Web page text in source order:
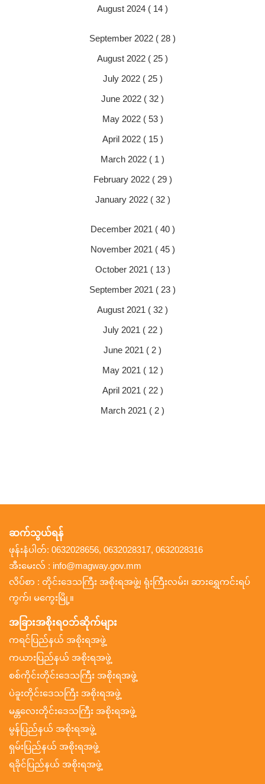
August 2024 ( 14 )
September 2022 ( 28 )
August 2022 ( 25 )
July 2022 ( 25 )
June 2022 ( 32 )
May 2022 ( 53 )
April 2022 ( 15 )
March 2022 ( 1 )
February 2022 ( 29 )
January 2022 ( 32 )
December 2021 ( 40 )
November 2021 ( 45 )
October 2021 ( 13 )
September 2021 ( 23 )
August 2021 ( 32 )
July 2021 ( 22 )
June 2021 ( 2 )
May 2021 ( 12 )
April 2021 ( 22 )
March 2021 ( 2 )
ဆက်သွယ်ရန်
ဖုန်းနံပါတ်: 0632028656, 0632028317, 0632028316
အီးမေးလ် : info@magway.gov.mm
လိပ်စာ : တိုင်းဒေသကြီး အစိုးရအဖွဲ့၊ ရုံးကြီးလမ်း၊ ဆားရွှေကင်းရပ်
ကွက်၊ မကွေးမြို့။
အခြားအစိုးရဝဘ်ဆိုက်များ
ကရင်ပြည်နယ် အစိုးရအဖွဲ့
ကယားပြည်နယ် အစိုးရအဖွဲ့
စစ်ကိုင်းတိုင်းဒေသကြီး အစိုးရအဖွဲ့
ပဲခူးတိုင်းဒေသကြီး အစိုးရအဖွဲ့
မန္တလေးတိုင်းဒေသကြီး အစိုးရအဖွဲ့
မွန်ပြည်နယ် အစိုးရအဖွဲ့
ရှမ်းပြည်နယ် အစိုးရအဖွဲ့
ရခိုင်ပြည်နယ် အစိုးရအဖွဲ့